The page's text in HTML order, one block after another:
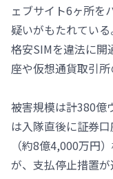
ェブサイト6ヶ所を
疑いがもたれてい
格安SIMを違法に開
座や仮想通貨取引
被害規模は計380億
は入隊直後に証券
（約8億4,000万円
が、支払停止措置